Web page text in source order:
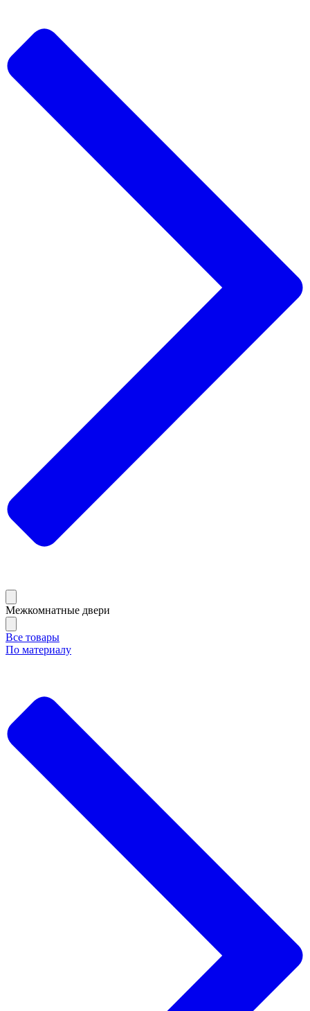
Межкомнатные двери
Все товары
По материалу